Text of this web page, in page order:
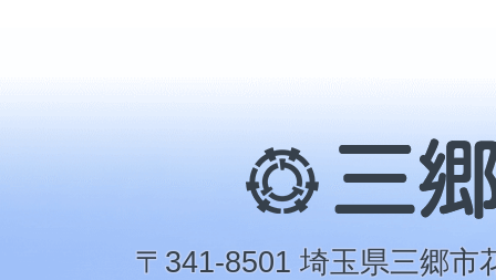
三
郷
市
〒341-8501 埼玉県三郷市